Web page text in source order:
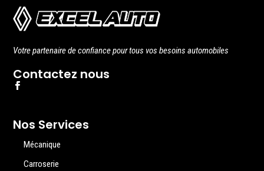
Votre partenaire de confiance pour tous vos besoins automobiles
Contactez nous
Nos Services
Mécanique
Carroserie